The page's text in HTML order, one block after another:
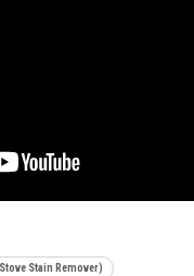
Stain Remover)